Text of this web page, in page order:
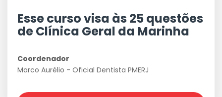
Esse curso visa às 25 questões
de Clínica Geral da Marinha
Coordenador
Marco Aurélio - Oficial Dentista PMERJ